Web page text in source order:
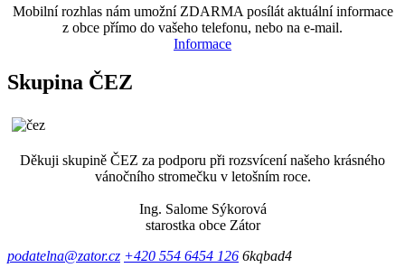
Mobilní rozhlas nám umožní ZDARMA posílát aktuální informace
z obce přímo do vašeho telefonu, nebo na e-mail.
Informace
Skupina ČEZ
Děkuji skupině ČEZ za podporu při rozsvícení našeho krásného
vánočního stromečku v letošním roce.
Ing. Salome Sýkorová
starostka obce Zátor
podatelna@zator.cz +420 554 6454 126 6kqbad4